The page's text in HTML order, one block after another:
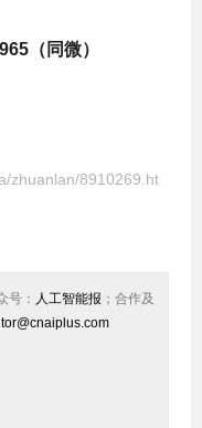
（同微）
zhuanlan/8910269.ht
号： 人工智能报 ；合作及